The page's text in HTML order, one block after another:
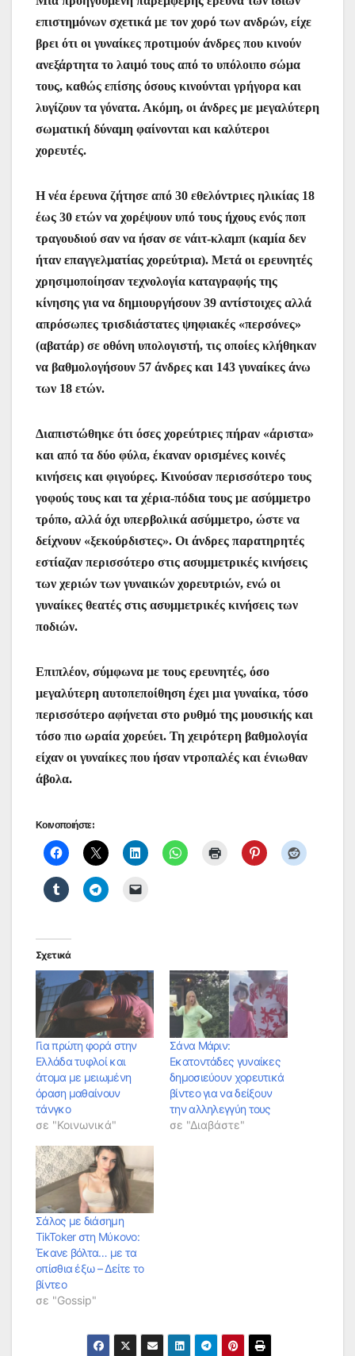
επιστημόνων σχετικά με τον χορό των ανδρών, είχε
βρει ότι οι γυναίκες προτιμούν άνδρες που κινούν
ανεξάρτητα το λαιμό τους από το υπόλοιπο σώμα
τους, καθώς επίσης όσους κινούνται γρήγορα και
λυγίζουν τα γόνατα. Ακόμη, οι άνδρες με μεγαλύτερη
σωματική δύναμη φαίνονται και καλύτεροι
χορευτές.
Η νέα έρευνα ζήτησε από 30 εθελόντριες ηλικίας 18
έως 30 ετών να χορέψουν υπό τους ήχους ενός ποπ
τραγουδιού σαν να ήσαν σε νάιτ-κλαμπ (καμία δεν
ήταν επαγγελματίας χορεύτρια). Μετά οι ερευνητές
χρησιμοποίησαν τεχνολογία καταγραφής της
κίνησης για να δημιουργήσουν 39 αντίστοιχες αλλά
απρόσωπες τρισδιάστατες ψηφιακές «περσόνες»
(αβατάρ) σε οθόνη υπολογιστή, τις οποίες κλήθηκαν
να βαθμολογήσουν 57 άνδρες και 143 γυναίκες άνω
των 18 ετών.
Διαπιστώθηκε ότι όσες χορεύτριες πήραν «άριστα»
και από τα δύο φύλα, έκαναν ορισμένες κοινές
κινήσεις και φιγούρες. Κινούσαν περισσότερο τους
γοφούς τους και τα χέρια-πόδια τους με ασύμμετρο
τρόπο, αλλά όχι υπερβολικά ασύμμετρο, ώστε να
δείχνουν «ξεκούρδιστες». Οι άνδρες παρατηρητές
εστίαζαν περισσότερο στις ασυμμετρικές κινήσεις
των χεριών των γυναικών χορευτριών, ενώ οι
γυναίκες θεατές στις ασυμμετρικές κινήσεις των
ποδιών.
Επιπλέον, σύμφωνα με τους ερευνητές, όσο
μεγαλύτερη αυτοπεποίθηση έχει μια γυναίκα, τόσο
περισσότερο αφήνεται στο ρυθμό της μουσικής και
τόσο πιο ωραία χορεύει. Τη χειρότερη βαθμολογία
είχαν οι γυναίκες που ήσαν ντροπαλές και ένιωθαν
άβολα.
Κοινοποιήστε:
Σχετικά
Για πρώτη φορά στην
Ελλάδα τυφλοί και
άτομα με μειωμένη
όραση μαθαίνουν
τάνγκο
σε "Κοινωνικά"
Σάνα Μάριν:
Εκατοντάδες γυναίκες
δημοσιεύουν χορευτικά
βίντεο για να δείξουν
την αλληλεγγύη τους
σε "Διαβάστε"
Σάλος με διάσημη
TikToker στη Μύκονο:
Έκανε βόλτα… με τα
οπίσθια έξω – Δείτε το
βίντεο
σε "Gossip"